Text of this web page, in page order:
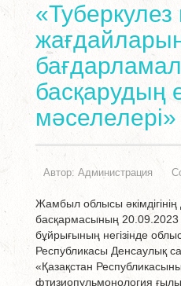
басқарудың
мәселелері»
Автор: Администрация
Жамбыл облысы
басқармасының
бұйрығының негізінде
Республикасы Денсаулық
«Қазақстан
фтизиопульмонология